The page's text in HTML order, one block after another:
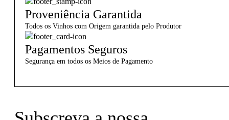
Proveniência Garantida
Todos os Vinhos com Origem garantida pelo Produtor
Pagamentos Seguros
Segurança em todos os Meios de Pagamento